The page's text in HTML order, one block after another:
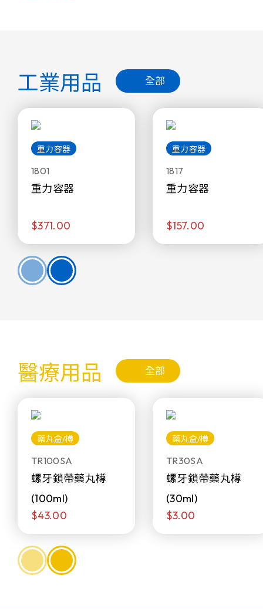
工業用品 全部
重力容器
1801
重力容器
$371.00
重力容器
1817
重力容器
$157.00
醫療用品 全部
藥丸盒/樽
TR100SA
螺牙鎖帶藥丸樽
(100ml)
$43.00
藥丸盒/樽
TR30SA
螺牙鎖帶藥丸樽
(30ml)
$3.00